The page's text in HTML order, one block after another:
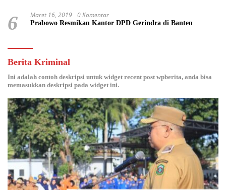
6 Maret 16, 2019 0 Komentar
Prabowo Resmikan Kantor DPD Gerindra di Banten
Berita Kriminal
Ini adalah contoh deskripsi untuk widget recent post wpberita, anda bisa
memasukkan deskripsi pada widget ini.